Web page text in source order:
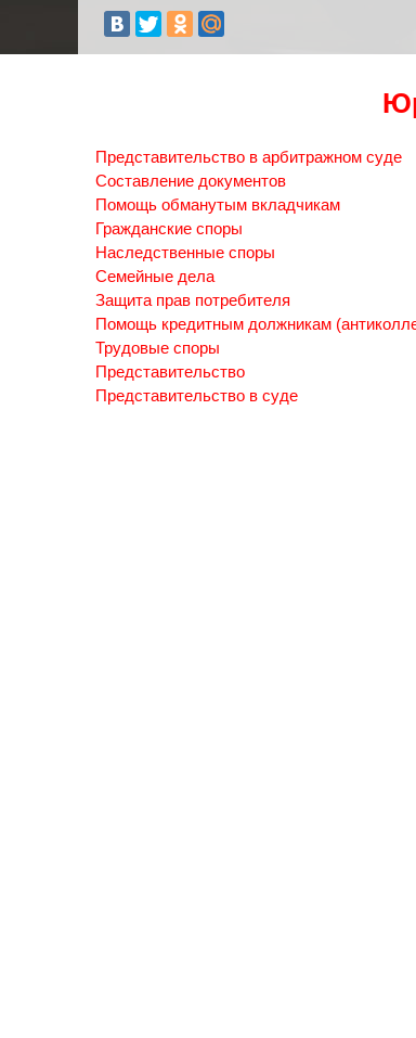
Представительство в арбитражном суде
Составление документов
Помощь обманутым вкладчикам
Гражданские споры
Наследственные споры
Семейные дела
Защита прав потребителя
Помощь кредитным должникам
Трудовые споры
Представительство
Представительство в суде